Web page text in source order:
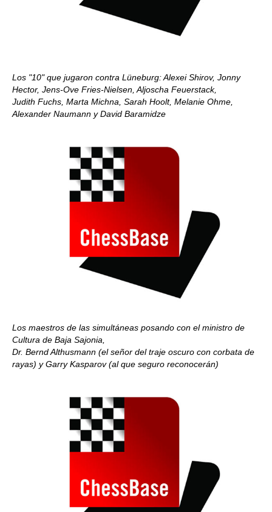
Los "10" que jugaron contra Lüneburg: Alexei Shirov, Jonny
Hector, Jens-Ove Fries-Nielsen, Aljoscha Feuerstack,
Judith Fuchs, Marta Michna, Sarah Hoolt, Melanie Ohme,
Alexander Naumann y David Baramidze
Los maestros de las simultáneas posando con el ministro de
Cultura de Baja Sajonia,
Dr. Bernd Althusmann (el señor del traje oscuro con corbata de
rayas) y Garry Kasparov (al que seguro reconocerán)